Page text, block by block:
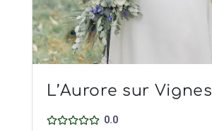
L’Aurore sur Vignes
0.0